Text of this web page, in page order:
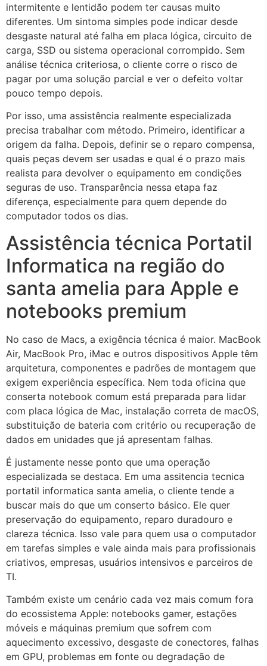
intermitente e lentidão podem ter causas muito
diferentes. Um sintoma simples pode indicar desde
desgaste natural até falha em placa lógica, circuito de
carga, SSD ou sistema operacional corrompido. Sem
análise técnica criteriosa, o cliente corre o risco de
pagar por uma solução parcial e ver o defeito voltar
pouco tempo depois.
Por isso, uma assistência realmente especializada
precisa trabalhar com método. Primeiro, identificar a
origem da falha. Depois, definir se o reparo compensa,
quais peças devem ser usadas e qual é o prazo mais
realista para devolver o equipamento em condições
seguras de uso. Transparência nessa etapa faz
diferença, especialmente para quem depende do
computador todos os dias.
Assistência técnica Portatil
Informatica na região do
santa amelia para Apple e
notebooks premium
No caso de Macs, a exigência técnica é maior. MacBook
Air, MacBook Pro, iMac e outros dispositivos Apple têm
arquitetura, componentes e padrões de montagem que
exigem experiência específica. Nem toda oficina que
conserta notebook comum está preparada para lidar
com placa lógica de Mac, instalação correta de macOS,
substituição de bateria com critério ou recuperação de
dados em unidades que já apresentam falhas.
É justamente nesse ponto que uma operação
especializada se destaca. Em uma assitencia tecnica
portatil informatica santa amelia, o cliente tende a
buscar mais do que um conserto básico. Ele quer
preservação do equipamento, reparo duradouro e
clareza técnica. Isso vale para quem usa o computador
em tarefas simples e vale ainda mais para profissionais
criativos, empresas, usuários intensivos e parceiros de
TI.
Também existe um cenário cada vez mais comum fora
do ecossistema Apple: notebooks gamer, estações
móveis e máquinas premium que sofrem com
aquecimento excessivo, desgaste de conectores, falhas
em GPU, problemas em fonte ou degradação de